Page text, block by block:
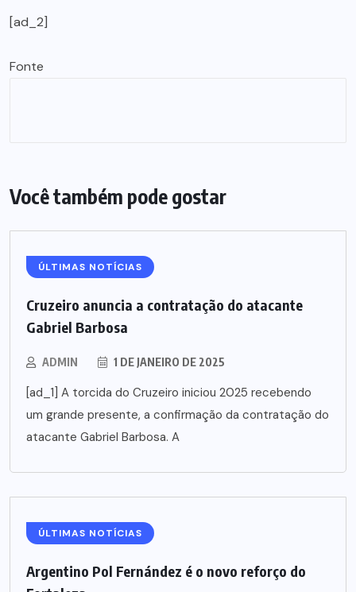
[ad_2]
Fonte
Você também pode gostar
ÚLTIMAS NOTÍCIAS
Cruzeiro anuncia a contratação do atacante
Gabriel Barbosa
ADMIN 1 DE JANEIRO DE 2025
[ad_1] A torcida do Cruzeiro iniciou 2025 recebendo
um grande presente, a confirmação da contratação do
atacante Gabriel Barbosa. A
ÚLTIMAS NOTÍCIAS
Argentino Pol Fernández é o novo reforço do